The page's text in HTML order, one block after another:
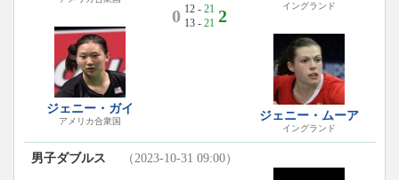
ジェニー・ガイ
アメリカ合衆国
0 12 - 21
13 - 21 2
イングランド
ジェニー・ムーア
イングランド
男子ダブルス （2023-10-31 09:00）